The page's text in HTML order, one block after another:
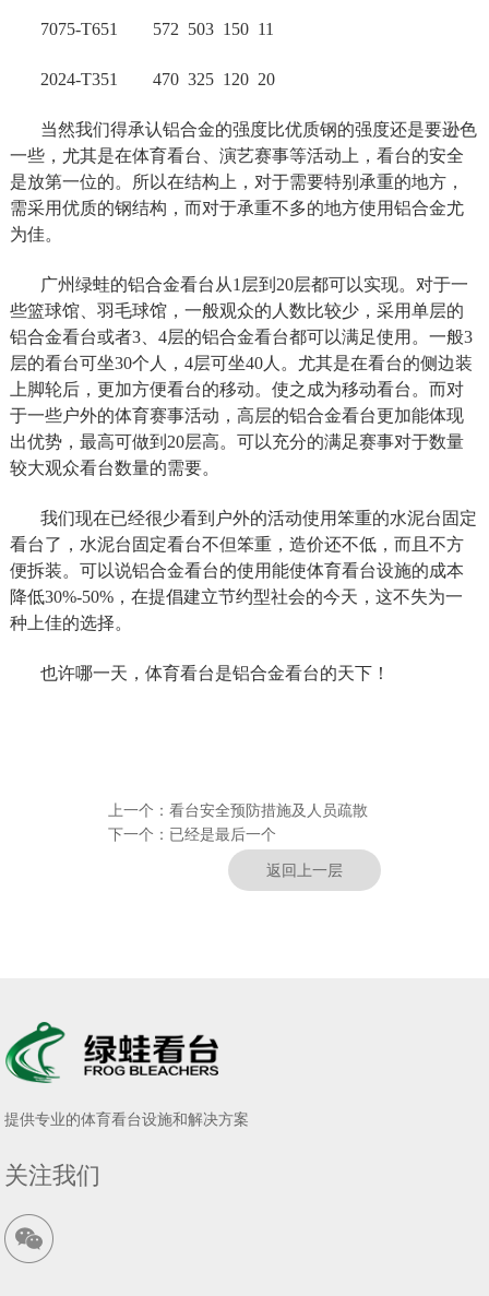
7075-T651 572 503 150 11
2024-T351 470 325 120 20
当然我们得承认铝合金的强度比优质钢的强度还是要逊色
一些，尤其是在体育看台、演艺赛事等活动上，看台的安全
是放第一位的。所以在结构上，对于需要特别承重的地方，
需采用优质的钢结构，而对于承重不多的地方使用铝合金尤
为佳。
广州绿蛙的铝合金看台从1层到20层都可以实现。对于一
些篮球馆、羽毛球馆，一般观众的人数比较少，采用单层的
铝合金看台或者3、4层的铝合金看台都可以满足使用。一般3
层的看台可坐30个人，4层可坐40人。尤其是在看台的侧边装
上脚轮后，更加方便看台的移动。使之成为移动看台。而对
于一些户外的体育赛事活动，高层的铝合金看台更加能体现
出优势，最高可做到20层高。可以充分的满足赛事对于数量
较大观众看台数量的需要。
我们现在已经很少看到户外的活动使用笨重的水泥台固定
看台了，水泥台固定看台不但笨重，造价还不低，而且不方
便拆装。可以说铝合金看台的使用能使体育看台设施的成本
降低30%-50%，在提倡建立节约型社会的今天，这不失为一
种上佳的选择。
也许哪一天，体育看台是铝合金看台的天下！
上一个： 看台安全预防措施及人员疏散
下一个： 已经是最后一个
返回上一层
提供专业的体育看台设施和解决方案
关注我们